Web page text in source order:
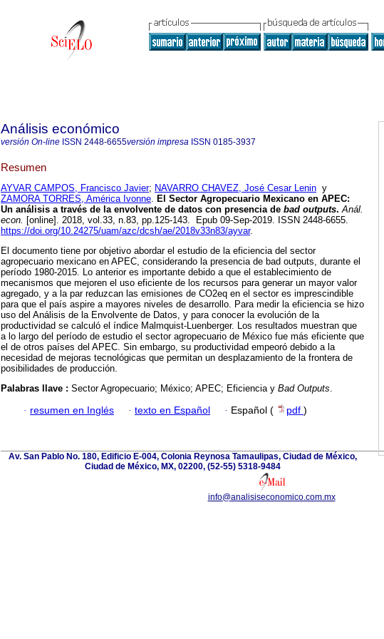
Análisis económico
versión On-line ISSN 2448-6655versión impresa ISSN 0185-3937
Resumen
AYVAR CAMPOS, Francisco Javier; NAVARRO CHAVEZ, José Cesar Lenin y
ZAMORA TORRES, América Ivonne. El Sector Agropecuario Mexicano en APEC:
Un análisis a través de la envolvente de datos con presencia de bad outputs. Anál.
econ. [online]. 2018, vol.33, n.83, pp.125-143. Epub 09-Sep-2019. ISSN 2448-6655.
https://doi.org/10.24275/uam/azc/dcsh/ae/2018v33n83/ayvar.
El documento tiene por objetivo abordar el estudio de la eficiencia del sector
agropecuario mexicano en APEC, considerando la presencia de bad outputs, durante el
período 1980-2015. Lo anterior es importante debido a que el establecimiento de
mecanismos que mejoren el uso eficiente de los recursos para generar un mayor valor
agregado, y a la par reduzcan las emisiones de CO2eq en el sector es imprescindible
para que el país aspire a mayores niveles de desarrollo. Para medir la eficiencia se hizo
uso del Análisis de la Envolvente de Datos, y para conocer la evolución de la
productividad se calculó el índice Malmquist-Luenberger. Los resultados muestran que
a lo largo del período de estudio el sector agropecuario de México fue más eficiente que
el de otros países del APEC. Sin embargo, su productividad empeoró debido a la
necesidad de mejoras tecnológicas que permitan un desplazamiento de la frontera de
posibilidades de producción.
Palabras llave : Sector Agropecuario; México; APEC; Eficiencia y Bad Outputs.
· resumen en Inglés · texto en Español · Español ( pdf )
Av. San Pablo No. 180, Edificio E-004, Colonia Reynosa Tamaulipas, Ciudad de México,
Ciudad de México, MX, 02200, (52-55) 5318-9484
info@analisiseconomico.com.mx